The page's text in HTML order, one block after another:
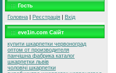
Гость
Головна | Реєстрація | Вхід
eve1in.com Саїйт
купити шкарпетки червоноград
оптом от производителя
панчішна фабрика каталог
шкарпетки львів
чоловічі шкарпетки